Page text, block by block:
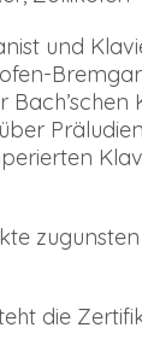
und
die